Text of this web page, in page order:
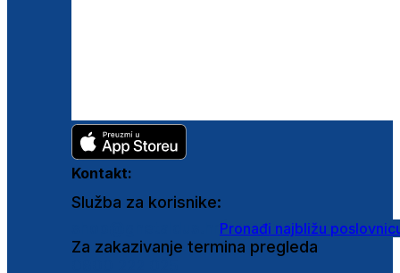
Kontakt:
Služba za korisnike:
Pronađi najbližu
Za zakazivanje termina pregleda